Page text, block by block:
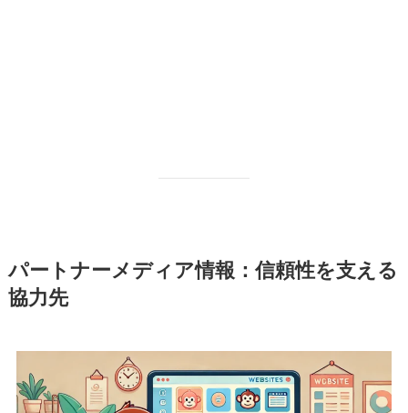
パートナーメディア情報：信頼性を支える
協力先